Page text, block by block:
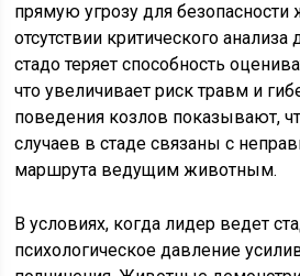
прямую угрозу для
отсутствии критического
стадо теряет способность
что увеличивает риск травм и
поведения козлов показывают,
случаев в стаде связаны с
маршрута ведущим животным.
В условиях, когда лидер ведет
психологическое давление